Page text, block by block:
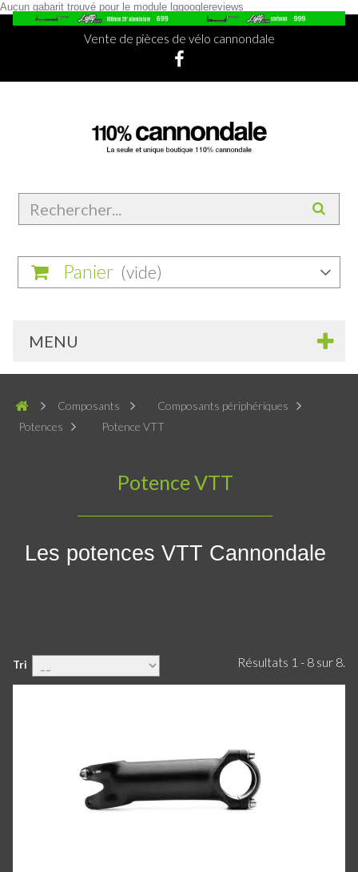
Aucun gabarit trouvé pour le module lggooglereviews
Vente de pièces de vélo cannondale
Panier (vide)
MENU
Composants
Composants périphériques
Potences
Potence VTT
Potence VTT
Les potences VTT Cannondale
Tri Résultats 1 - 8 sur 8.